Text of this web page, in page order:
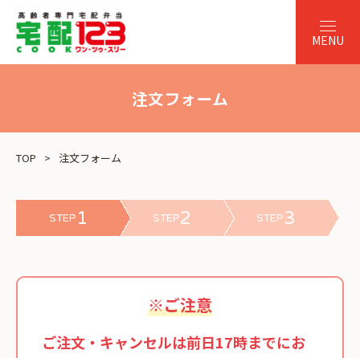
注文フォーム
TOP 注文フォーム
STEP 1 STEP2 STEP3
※ご注意
ご注文・キャンセルは前日17時までにお